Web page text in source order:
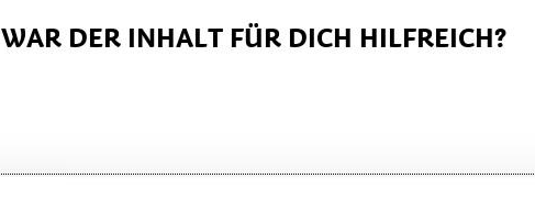
WAR DER INHALT FÜR DICH HILFREICH?